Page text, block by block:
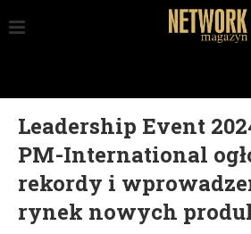
Leadership Event
PM-International
rekordy i
rynek nowych